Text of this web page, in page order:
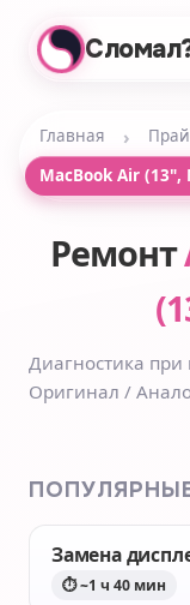
Главная ›
MacBook Air (13",
Ремонт
Диагностика при
Оригинал /
Замена
⏱ ~1 ч 40 мин